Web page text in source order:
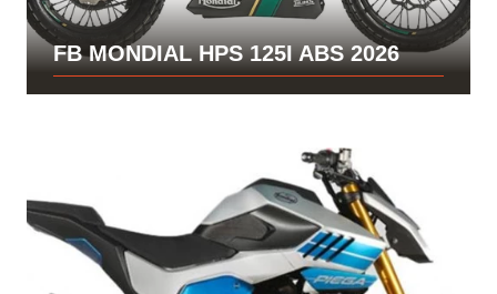
FB MONDIAL HPS 125I ABS 2026